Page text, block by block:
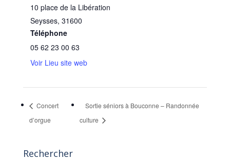
10 place de la Libération
Seysses, 31600
Téléphone
05 62 23 00 63
Voir Lieu site web
Concert
d’orgue
Sortie séniors à Bouconne – Randonnée
culture
Rechercher